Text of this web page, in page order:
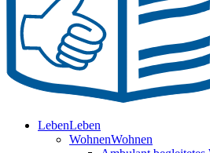
LebenLeben
WohnenWohnen